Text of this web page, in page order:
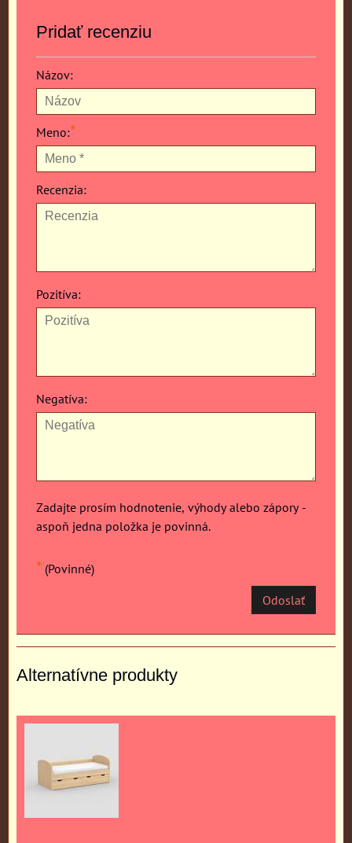
Pridať recenziu
Názov:
Meno:*
Recenzia:
Pozitíva:
Negatíva:
Zadajte prosím hodnotenie, výhody alebo zápory -
aspoň jedna položka je povinná.
* (Povinné)
Odoslať
Alternatívne produkty